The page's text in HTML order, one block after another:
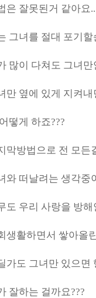
은 잘못된거 같아요
그녀를 절대 포기할
많이 다쳐도 그녀만
만 옆에 있게 지켜내
떻게 하죠???
막방법으로 전 모든
와 떠날려는 생각중
도 우리 사랑을 방해
생활하면서 쌓아올
가도 그녀만 있으면
잘하는 걸까요???